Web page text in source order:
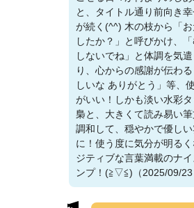
と、タイトル通り前向き
が続く(^^) 木の枝から「
したか？」と呼びかけ、
しないでね」と体調を気
り、心からの感謝が伝わ
しいな ありがとう」等、
がいい！しかも淡い水彩
梟と、大きくて読み易い
調和して、穏やかで優し
に！使う度に気分が明る
ジティブな言葉満載のナ
ンプ！(⁠≧⁠▽⁠≦⁠)（2025/09/23